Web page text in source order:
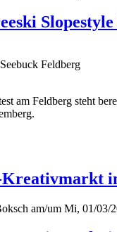
Feldberg
am Feldberg steht
Kreativmarkt
am/um Mi, 01/03/